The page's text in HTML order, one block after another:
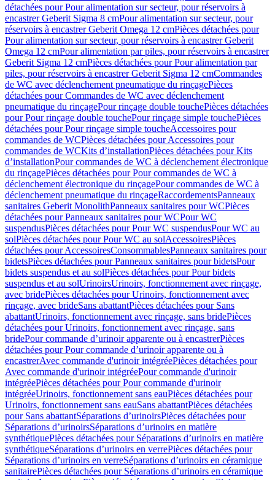
détachées pour Pour alimentation sur secteur, pour réservoirs à
encastrer Geberit Sigma 8 cmPour alimentation sur secteur, pour
réservoirs à encastrer Geberit Omega 12 cmPièces détachées pour
Pour alimentation sur secteur, pour réservoirs à encastrer Geberit
Omega 12 cmPour alimentation par piles, pour réservoirs à encastrer
Geberit Sigma 12 cmPièces détachées pour Pour alimentation par
piles, pour réservoirs à encastrer Geberit Sigma 12 cmCommandes
de WC avec déclenchement pneumatique du rinçagePièces
détachées pour Commandes de WC avec déclenchement
pneumatique du rinçagePour rinçage double touchePièces détachées
pour Pour rinçage double touchePour rinçage simple touchePièces
détachées pour Pour rinçage simple toucheAccessoires pour
commandes de WCPièces détachées pour Accessoires pour
commandes de WCKits d’installationPièces détachées pour Kits
d’installationPour commandes de WC à déclenchement électronique
du rinçagePièces détachées pour Pour commandes de WC à
déclenchement électronique du rinçagePour commandes de WC à
déclenchement pneumatique du rinçageRaccordementsPanneaux
sanitaires Geberit MonolithPanneaux sanitaires pour WCPièces
détachées pour Panneaux sanitaires pour WCPour WC
suspendusPièces détachées pour Pour WC suspendusPour WC au
solPièces détachées pour Pour WC au solAccessoiresPièces
détachées pour AccessoiresConsommablesPanneaux sanitaires pour
bidetsPièces détachées pour Panneaux sanitaires pour bidetsPour
bidets suspendus et au solPièces détachées pour Pour bidets
suspendus et au solUrinoirsUrinoirs, fonctionnement avec rinçage,
avec bridePièces détachées pour Urinoirs, fonctionnement avec
rinçage, avec brideSans abattantPièces détachées pour Sans
abattantUrinoirs, fonctionnement avec rinçage, sans bridePièces
détachées pour Urinoirs, fonctionnement avec rinçage, sans
bridePour commande d’urinoir apparente ou à encastrerPièces
détachées pour Pour commande d’urinoir apparente ou à
encastrerAvec commande d'urinoir intégréePièces détachées pour
Avec commande d'urinoir intégréePour commande d'urinoir
intégréePièces détachées pour Pour commande d'urinoir
intégréeUrinoirs, fonctionnement sans eauPièces détachées pour
Urinoirs, fonctionnement sans eauSans abattantPièces détachées
pour Sans abattantSéparations d’urinoirsPièces détachées pour
Séparations d’urinoirsSéparations d’urinoirs en matière
synthétiquePièces détachées pour Séparations d’urinoirs en matière
synthétiqueSéparations d’urinoirs en verrePièces détachées pour
Séparations d’urinoirs en verreSéparations d’urinoirs en céramique
sanitairePièces détachées pour Séparations d’urinoirs en céramique